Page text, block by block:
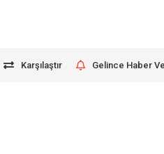
Karşılaştır Gelince Haber